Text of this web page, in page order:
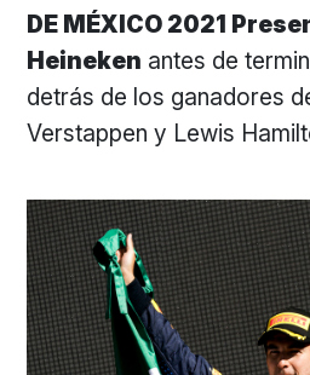
DE MÉXICO 2021
Heineken antes de
detrás de los ganadores
Verstappen y Lewis